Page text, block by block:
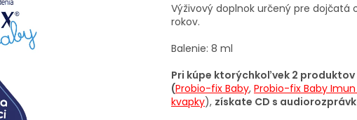
Výživový doplnok určený pre dojčatá
rokov.
Balenie: 8 ml
Pri kúpe ktorýchkoľvek 2
(Probio-fix Baby, Probio-fix Baby Imun
kvapky), získate CD s